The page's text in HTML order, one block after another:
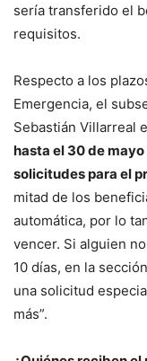
sería transferido el
requisitos.
Respecto a los
Emergencia, el
Sebastián Villarreal
hasta el 30 de
solicitudes para el
mitad de los
automática, por lo
vencer. Si alguien
10 días, en la
una solicitud
más”.